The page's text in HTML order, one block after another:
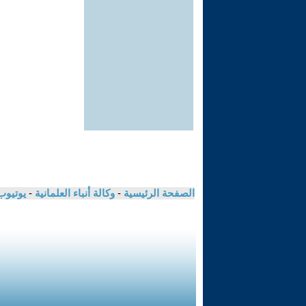
الصفحة الرئيسية - وكالة أنباء العلمانية -